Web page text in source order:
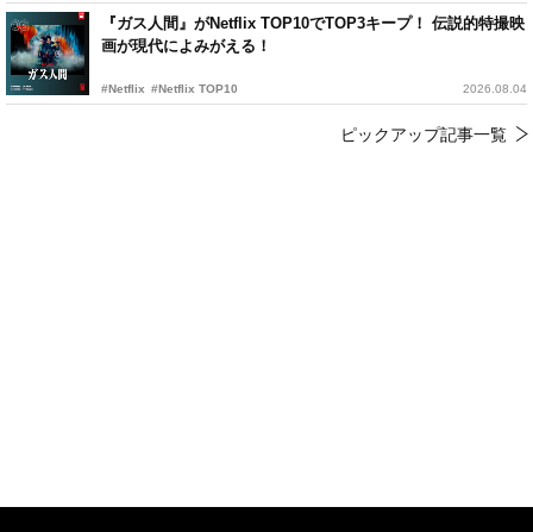
『ガス人間』がNetflix TOP10でTOP3キープ！ 伝説的特撮映
画が現代によみがえる！
#Netflix #Netflix TOP10 2026.08.04
ピックアップ記事一覧